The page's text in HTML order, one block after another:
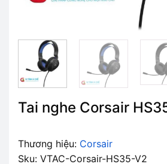
Tai nghe Corsair
Thương hiệu: Corsair
Sku: VTAC-Corsair-HS35-V2